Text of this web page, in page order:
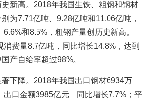
新高。2018年我国生铁、粗钢和钢材
别为7.71亿吨、9.28亿吨和11.06亿吨，
6.6%和8.5%，粗钢产量创历史新高。
消费量8.7亿吨，同比增长14.8%，达到
产自给率超过98%。
下降。2018年我国出口钢材6934万
出口金额3985亿元，同比增长7.7%；平